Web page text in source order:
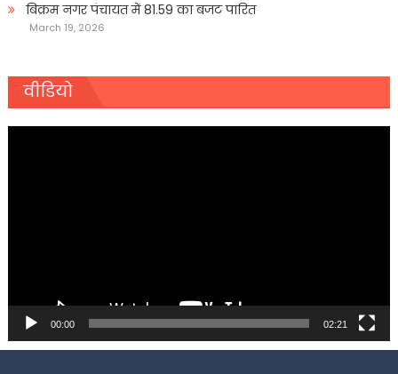
बिक्रम नगर पंचायत में 81.59 का बजट पारित
March 19, 2026
वीडियो
00:00 02:21